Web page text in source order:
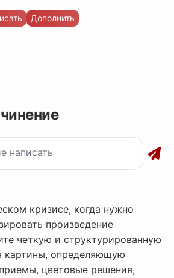
Дополнить
кризисе, когда нужно
произведение
четкую и структурированную
картины, определяющую
цветовые решения,